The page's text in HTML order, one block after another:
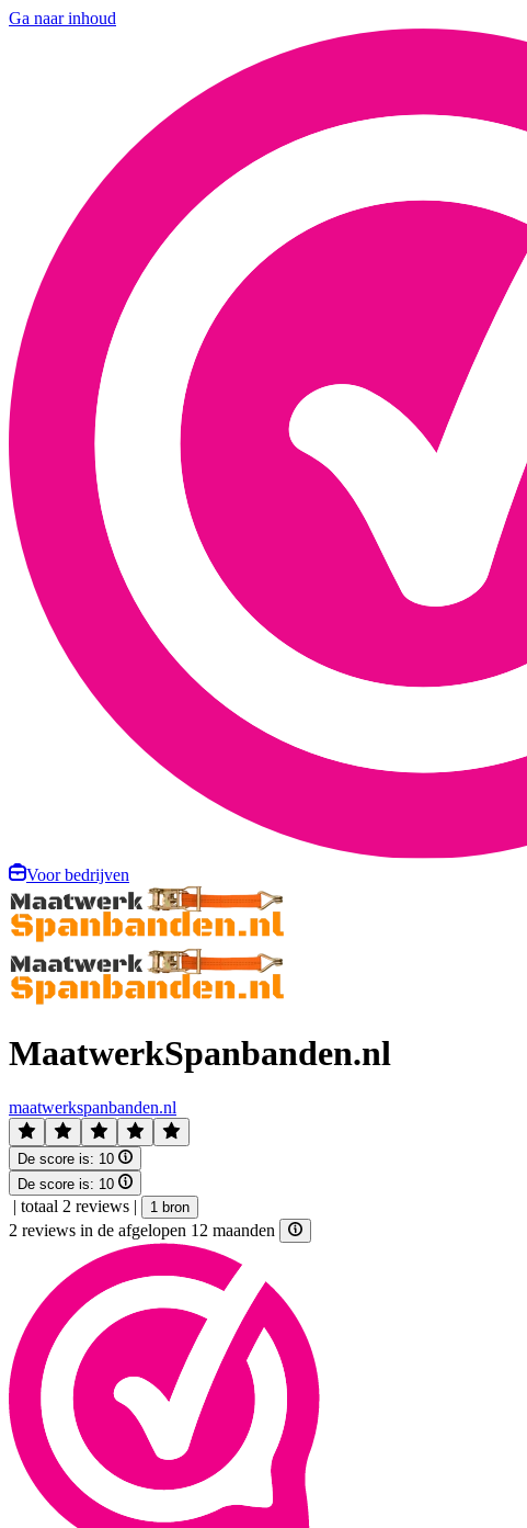
Ga naar inhoud
Voor bedrijven
MaatwerkSpanbanden.nl
maatwerkspanbanden.nl
De score is: 10
De score is: 10
| totaal 2 reviews | 1 bron
2 reviews in de afgelopen 12 maanden